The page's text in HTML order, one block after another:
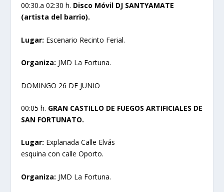
00:30.a 02:30 h. Disco Móvil DJ SANTYAMATE
(artista del barrio).
Lugar: Escenario Recinto Ferial.
Organiza: JMD La Fortuna.
DOMINGO 26 DE JUNIO
00:05 h. GRAN CASTILLO DE FUEGOS ARTIFICIALES DE
SAN FORTUNATO.
Lugar: Explanada Calle Elvás
esquina con calle Oporto.
Organiza: JMD La Fortuna.